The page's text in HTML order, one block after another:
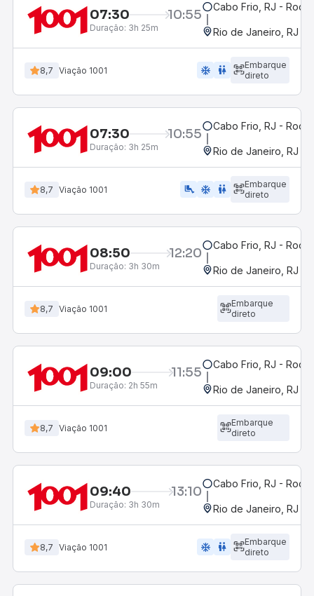
07:30 10:55
Duração: 3h 25m
Cabo Frio, RJ -
Rio de Janeiro, RJ -
8,7 Viação 1001 ac_unit wc
Embarque
direto
07:30 10:55
Duração: 3h 25m
Cabo Frio, RJ -
Rio de Janeiro, RJ -
8,7 Viação 1001 airline_seat_legroom_extra ac_unit wc
Embarque
direto
08:50 12:20
Duração: 3h 30m
Cabo Frio, RJ -
Rio de Janeiro, RJ -
8,7 Viação 1001
Embarque
direto
09:00 11:55
Duração: 2h 55m
Cabo Frio, RJ -
Rio de Janeiro, RJ -
8,7 Viação 1001
Embarque
direto
09:40 13:10
Duração: 3h 30m
Cabo Frio, RJ -
Rio de Janeiro, RJ -
8,7 Viação 1001 ac_unit wc
Embarque
direto